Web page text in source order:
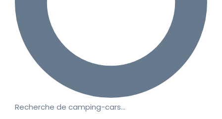
Recherche de camping-cars…